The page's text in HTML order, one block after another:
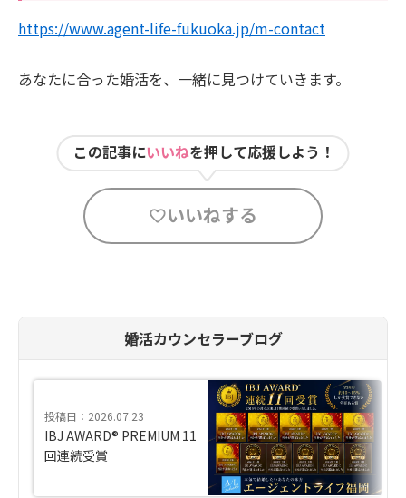
https://www.agent-life-fukuoka.jp/m-contact
あなたに合った婚活を、一緒に見つけていきます。
この記事にいいねを押して応援しよう！
いいねする
婚活カウンセラーブログ
投稿日：2026.07.23
IBJ AWARD® PREMIUM 11
回連続受賞